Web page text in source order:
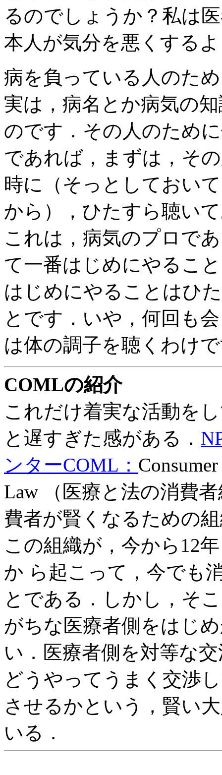
るのでしょうか？私は
本人が気分を悪くする
病を負っている人のた
実は，病名とか病気の
のです．その人のため
であれば，まずは，そ
時に（そっとしておい
から），ひたすら聴い
これは，病気のプロで
て一番はじめにやるこ
はじめにやることはひ
とです．いや，何回も
は体の調子を聴くわけ
COMLの紹介
これだけ着実な活動を
と遅すぎた感がある．
ンターCOML：
Law （医療と法の消費
費者が賢くなるための
この組織が，今から12
か ら起こって，今でも
とである．しかし，そ
がちな医療者側をはじ
い．医療者側を対等な
どうやってうまく交渉
させるかという，賢い
いる．